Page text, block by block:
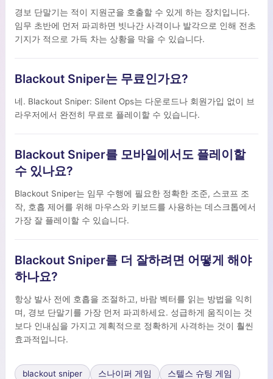
경보 단말기는 적이 지원군을 호출할 수 있게 하는 장치입니다.
임무 초반에 먼저 파괴하면 빗나간 사격이나 발각으로 인해 전초
기지가 적으로 가득 차는 상황을 막을 수 있습니다.
Blackout Sniper는 무료인가요?
네. Blackout Sniper: Silent Ops는 다운로드나 회원가입 없이 브
라우저에서 완전히 무료로 플레이할 수 있습니다.
Blackout Sniper를 모바일에서도 플레이할
수 있나요?
Blackout Sniper는 임무 수행에 필요한 정확한 조준, 스코프 조
작, 호흡 제어를 위해 마우스와 키보드를 사용하는 데스크톱에서
가장 잘 플레이할 수 있습니다.
Blackout Sniper를 더 잘하려면 어떻게 해야
하나요?
항상 발사 전에 호흡을 조절하고, 바람 벡터를 읽는 방법을 익히
며, 경보 단말기를 가장 먼저 파괴하세요. 성급하게 움직이는 것
보다 인내심을 가지고 계획적으로 정확하게 사격하는 것이 훨씬
효과적입니다.
blackout sniper 스나이퍼 게임
스텔스 슈팅 게임